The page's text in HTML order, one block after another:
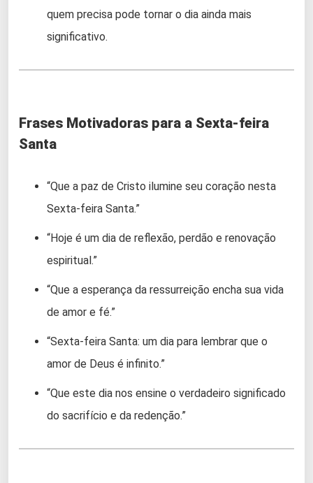
quem precisa pode tornar o dia ainda mais
significativo.
Frases Motivadoras para a Sexta-feira
Santa
“Que a paz de Cristo ilumine seu coração nesta
Sexta-feira Santa.”
“Hoje é um dia de reflexão, perdão e renovação
espiritual.”
“Que a esperança da ressurreição encha sua vida
de amor e fé.”
“Sexta-feira Santa: um dia para lembrar que o
amor de Deus é infinito.”
“Que este dia nos ensine o verdadeiro significado
do sacrifício e da redenção.”